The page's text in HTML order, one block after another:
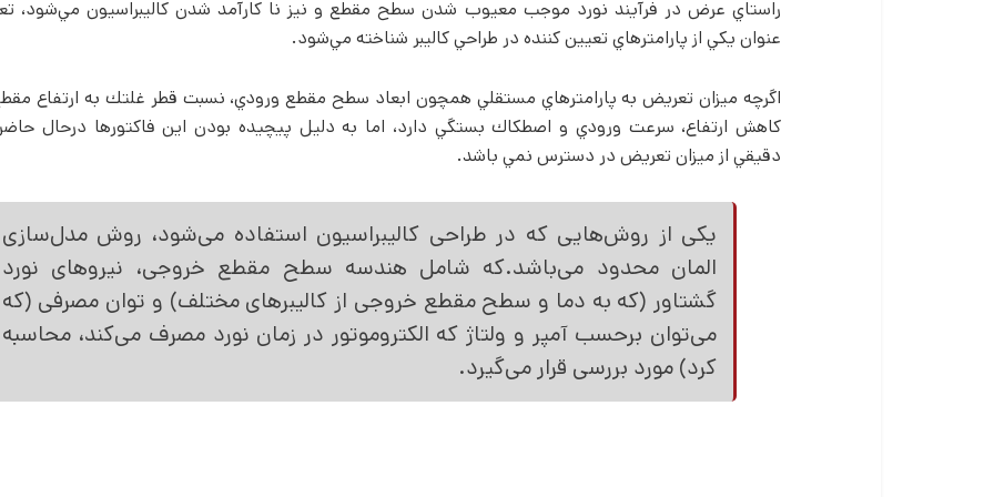
راستاي عرض در فرآيند نورد موجب معيوب شدن سطح مقطع و نيز نا كارآمد شدن كاليبراسيون مي­‌شود،
عنوان يكي از پارامترهاي تعيين كننده در طراحي كاليبر شناخته مي‌­شود.
اگرچه ميزان تعريض به پارامترهاي مستقلي همچون ابعاد سطح مقطع ورودي، نسبت قطر غلتك به ارتفاع
كاهش ارتفاع، سرعت ورودي و اصطكاك بستگي دارد، اما به دليل پيچيده بودن اين فاكتورها درحال
دقيقي از ميزان تعريض در دسترس نمي باشد.
یکی از روش­‌هایی که در طراحی کالیبراسیون استفاده می­‌شود، روش مدل‌سازی
المان محدود می‌­باشد.که شامل هندسه سطح مقطع خروجی، نیروهای نورد
گشتاور (که به دما و سطح مقطع خروجی از کالیبرهای مختلف) و توان مصرفی (که
می‌­توان برحسب آمپر و ولتاژ که الکتروموتور در زمان نورد مصرف می‌­کند، محاسبه
کرد) مورد بررسی قرار می­‌گیرد.